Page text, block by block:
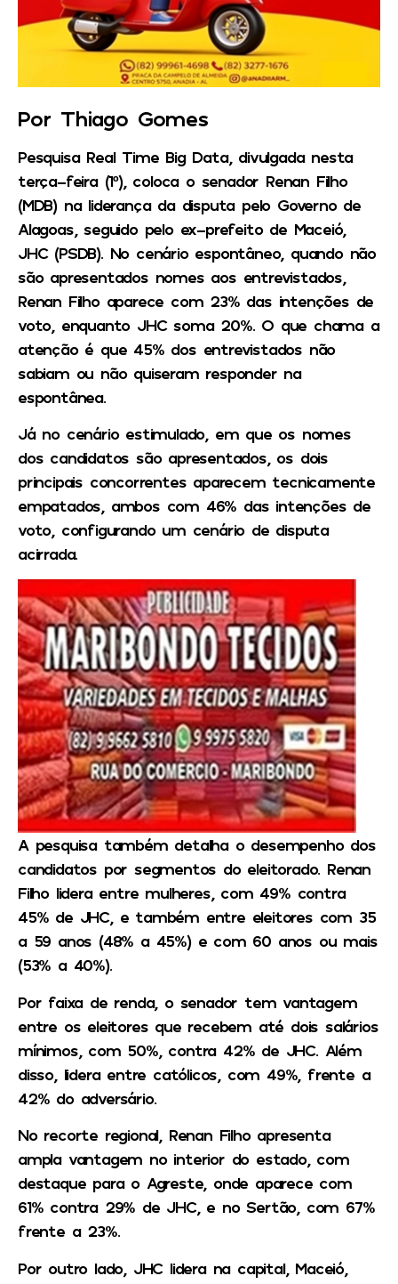
Por Thiago Gomes
Pesquisa Real Time Big Data, divulgada nesta
terça-feira (1º), coloca o senador Renan Filho
(MDB) na liderança da disputa pelo Governo de
Alagoas, seguido pelo ex-prefeito de Maceió,
JHC (PSDB). No cenário espontâneo, quando não
são apresentados nomes aos entrevistados,
Renan Filho aparece com 23% das intenções de
voto, enquanto JHC soma 20%. O que chama a
atenção é que 45% dos entrevistados não
sabiam ou não quiseram responder na
espontânea.
Já no cenário estimulado, em que os nomes
dos candidatos são apresentados, os dois
principais concorrentes aparecem tecnicamente
empatados, ambos com 46% das intenções de
voto, configurando um cenário de disputa
acirrada.
A pesquisa também detalha o desempenho dos
candidatos por segmentos do eleitorado. Renan
Filho lidera entre mulheres, com 49% contra
45% de JHC, e também entre eleitores com 35
a 59 anos (48% a 45%) e com 60 anos ou mais
(53% a 40%).
Por faixa de renda, o senador tem vantagem
entre os eleitores que recebem até dois salários
mínimos, com 50%, contra 42% de JHC. Além
disso, lidera entre católicos, com 49%, frente a
42% do adversário.
No recorte regional, Renan Filho apresenta
ampla vantagem no interior do estado, com
destaque para o Agreste, onde aparece com
61% contra 29% de JHC, e no Sertão, com 67%
frente a 23%.
Por outro lado, JHC lidera na capital, Maceió,